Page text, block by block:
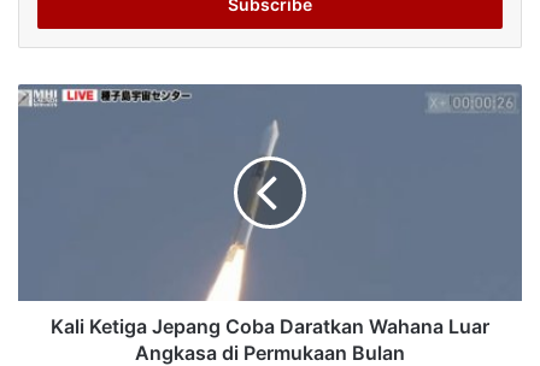
Kali Ketiga Jepang Coba Daratkan Wahana Luar
Angkasa di Permukaan Bulan